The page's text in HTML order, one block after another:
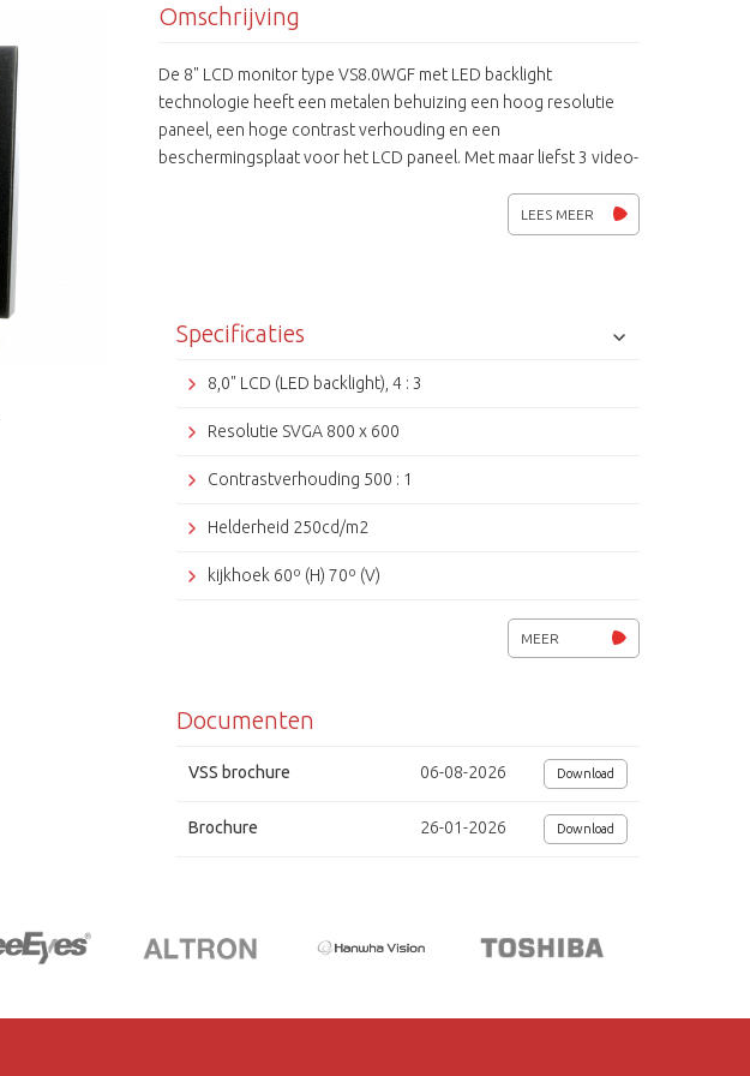
Omschrijving
De 8" LCD monitor type VS8.0WGF met LED backlight
technologie heeft een metalen behuizing een hoog resolutie
paneel, een hoge contrast verhouding en een
beschermingsplaat voor het LCD paneel. Met maar liefst 3 video-
LEES MEER
Specificaties
8,0" LCD (LED backlight), 4 : 3
Resolutie SVGA 800 x 600
Contrastverhouding 500 : 1
Helderheid 250cd/m2
kijkhoek 60º (H) 70º (V)
Voedingsspanning 12Vdc / 20W.
Afmetingen (bxhxd) 205x173x27 mm.
MEER
Documenten
VSS brochure 06-08-2026 Download
Brochure 26-01-2026 Download